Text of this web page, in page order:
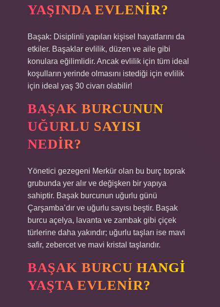
YAŞINDA EVLENIR?
Başak: Disiplinli yapıları kişisel hayatlarını da
etkiler. Başaklar evlilik, düzen ve aile gibi
konulara eğilimlidir. Ancak evlilik için tüm ideal
koşulların yerinde olmasını istediği için evlilik
için ideal yaş 30 civarı olabilir!
BAŞAK BURCUNUN
UĞURLU SAYISI
NEDIR?
Yönetici gezegeni Merkür olan bu burç toprak
grubunda yer alır ve değişken bir yapıya
sahiptir. Başak burcunun uğurlu günü
Çarşamba’dır ve uğurlu sayısı beştir. Başak
burcu açelya, lavanta ve zambak gibi çiçek
türlerine daha yakındır; uğurlu taşları ise mavi
safir, zebercet ve mavi kristal taşlarıdır.
BAŞAK BURCU HANGI
YAŞTA EVLENIR?